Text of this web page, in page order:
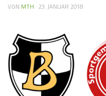
VON MTH · 23. JANUAR 2018